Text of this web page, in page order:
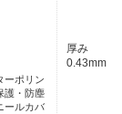
ーポリン
護・防塵
ールカバ
厚み
0.43mm